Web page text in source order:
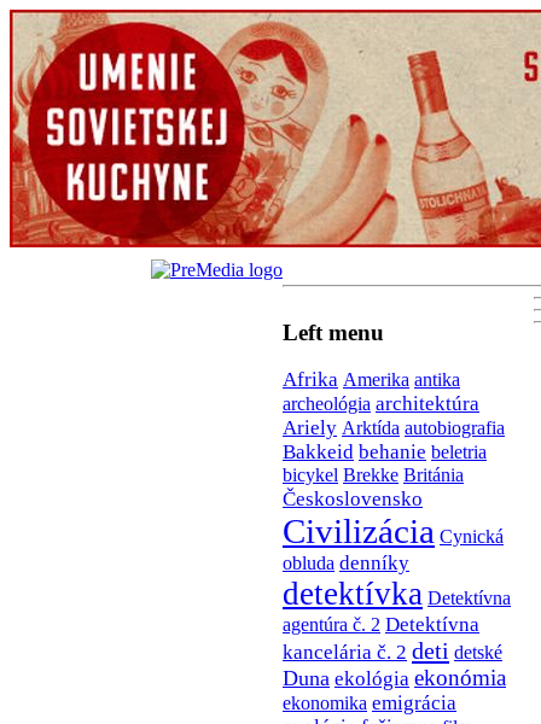
Left menu
Afrika Amerika antika
archeológia architektúra
Ariely Arktída autobiografia
Bakkeid behanie beletria
bicykel Brekke Británia
Československo
Civilizácia Cynická
obluda denníky
detektívka Detektívna
agentúra č. 2 Detektívna
kancelária č. 2 deti detské
Duna ekológia ekonómia
ekonomika emigrácia